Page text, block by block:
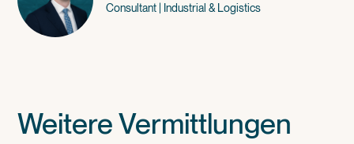
Consultant | Industrial & Logistics
Weitere Vermittlungen